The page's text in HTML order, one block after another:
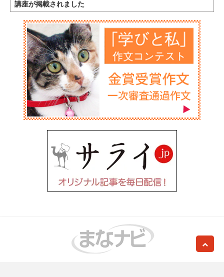
講座が掲載されました